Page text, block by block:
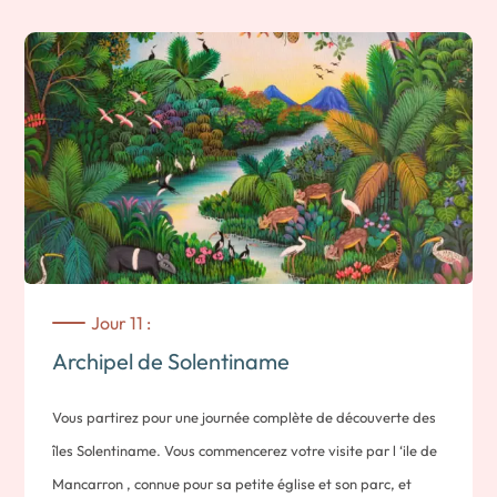
tombée de la nuit, vers 18h30 que vous partirez naviguer sur
les eaux sauvages du Rio San Juan. Avec votre guide local,
vous serez à la recherche de caïmans, iguanes et crocodiles
dans l’obscurité.
Nuit a el Castillo
Jour 11 :
Archipel de Solentiname
Vous partirez pour une journée complète de découverte des
îles Solentiname. Vous commencerez votre visite par l ‘ile de
Mancarron , connue pour sa petite église et son parc, et